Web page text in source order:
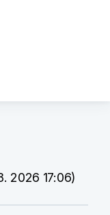
2026 17:06)